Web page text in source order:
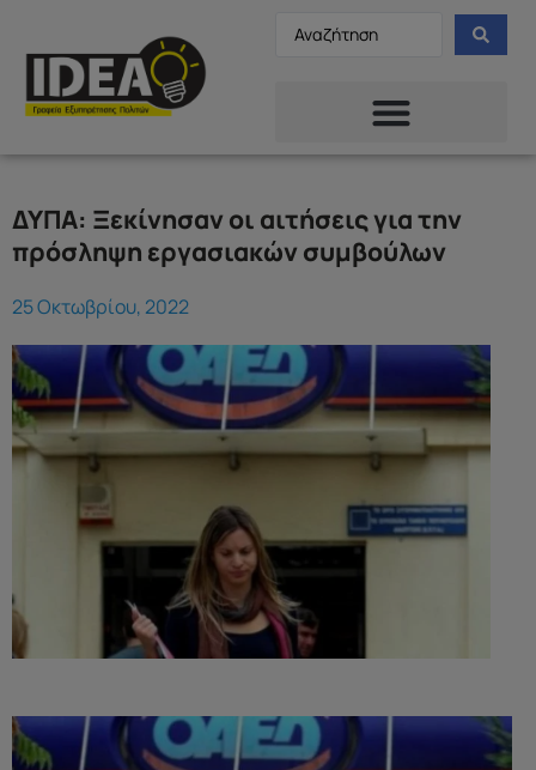
ΔΥΠΑ: Ξεκίνησαν οι αιτήσεις για την
πρόσληψη εργασιακών συμβούλων
25 Οκτωβρίου, 2022